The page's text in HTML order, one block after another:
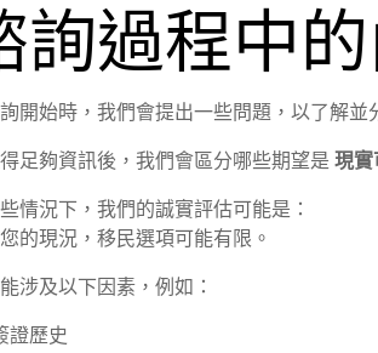
詢過程中
開始時，我們會提出一些問題，以了解並
足夠資訊後，我們會區分哪些期望是 現實
情況下，我們的誠實評估可能是：
的現況，移民選項可能有限。
涉及以下因素，例如：
證歷史